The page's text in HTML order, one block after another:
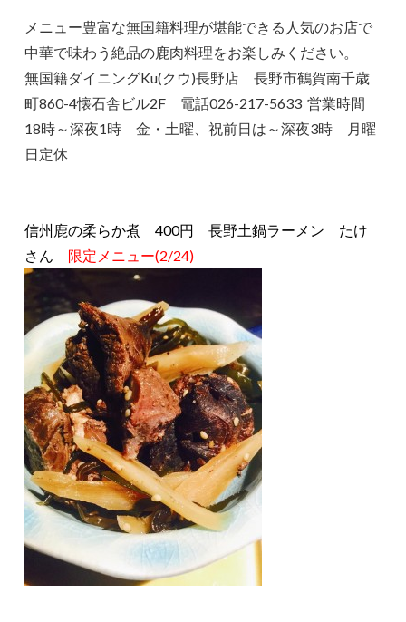
メニュー豊富な無国籍料理が堪能できる人気のお店で
中華で味わう絶品の鹿肉料理をお楽しみください。
無国籍ダイニングKu(クウ)長野店 長野市鶴賀南千歳
町860-4懐石舎ビル2F 電話026-217-5633 営業時間
18時～深夜1時 金・土曜、祝前日は～深夜3時 月曜
日定休
信州鹿の柔らか煮 400円 長野土鍋ラーメン たけ
さん 限定メニュー(2/24)